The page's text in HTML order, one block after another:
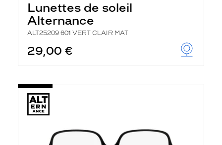
Lunettes de soleil
Alternance
ALT25209 601 VERT CLAIR MAT
29,00 €